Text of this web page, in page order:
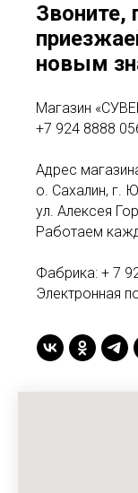
Звоните,
новым
Магазин
+7 924 8888
Адрес
о. Сахалин, г.
ул. Алексея
Работаем
Фабрика: + 7
Электронная